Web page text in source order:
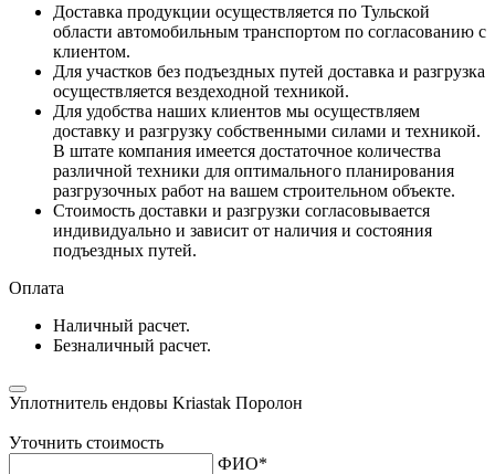
Доставка продукции осуществляется по Тульской
области автомобильным транспортом по согласованию с
клиентом.
Для участков без подъездных путей доставка и разгрузка
осуществляется вездеходной техникой.
Для удобства наших клиентов мы осуществляем
доставку и разгрузку собственными силами и техникой.
В штате компания имеется достаточное количества
различной техники для оптимального планирования
разгрузочных работ на вашем строительном объекте.
Стоимость доставки и разгрузки согласовывается
индивидуально и зависит от наличия и состояния
подъездных путей.
Оплата
Наличный расчет.
Безналичный расчет.
Уплотнитель ендовы Kriastak Поролон
Уточнить стоимость
ФИО*